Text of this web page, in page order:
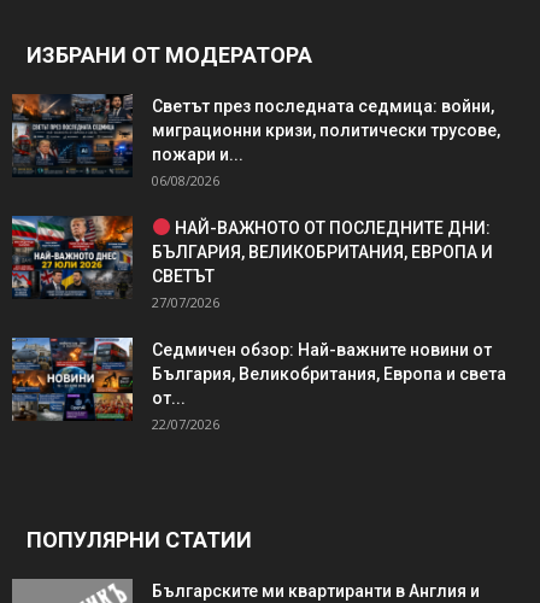
ИЗБРАНИ ОТ МОДЕРАТОРА
Светът през последната седмица: войни,
миграционни кризи, политически трусове,
пожари и...
06/08/2026
НАЙ-ВАЖНОТО ОТ ПОСЛЕДНИТЕ ДНИ:
БЪЛГАРИЯ, ВЕЛИКОБРИТАНИЯ, ЕВРОПА И
СВЕТЪТ
27/07/2026
Седмичен обзор: Най-важните новини от
България, Великобритания, Европа и света
от...
22/07/2026
ПОПУЛЯРНИ СТАТИИ
Българските ми квартиранти в Англия и